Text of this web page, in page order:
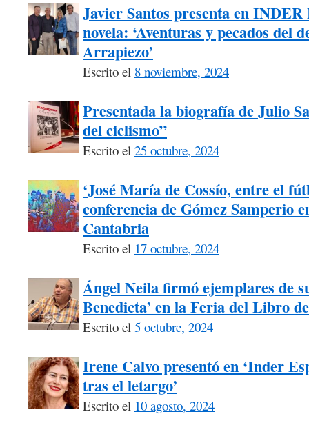
Javier Santos presenta en
novela: ‘Aventuras y pecados del
Arrapiezo’
Escrito el 8 noviembre, 2024
Presentada la biografía de Julio
del ciclismo”
Escrito el 25 octubre, 2024
‘José María de Cossío, entre el
conferencia de Gómez Samperio
Cantabria
Escrito el 17 octubre, 2024
Ángel Neila firmó ejemplares de
Benedicta’ en la Feria del Libro
Escrito el 5 octubre, 2024
Irene Calvo presentó en ‘Inder
tras el letargo’
Escrito el 10 agosto, 2024